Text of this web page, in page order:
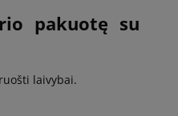
pakuotę su
laivybai.